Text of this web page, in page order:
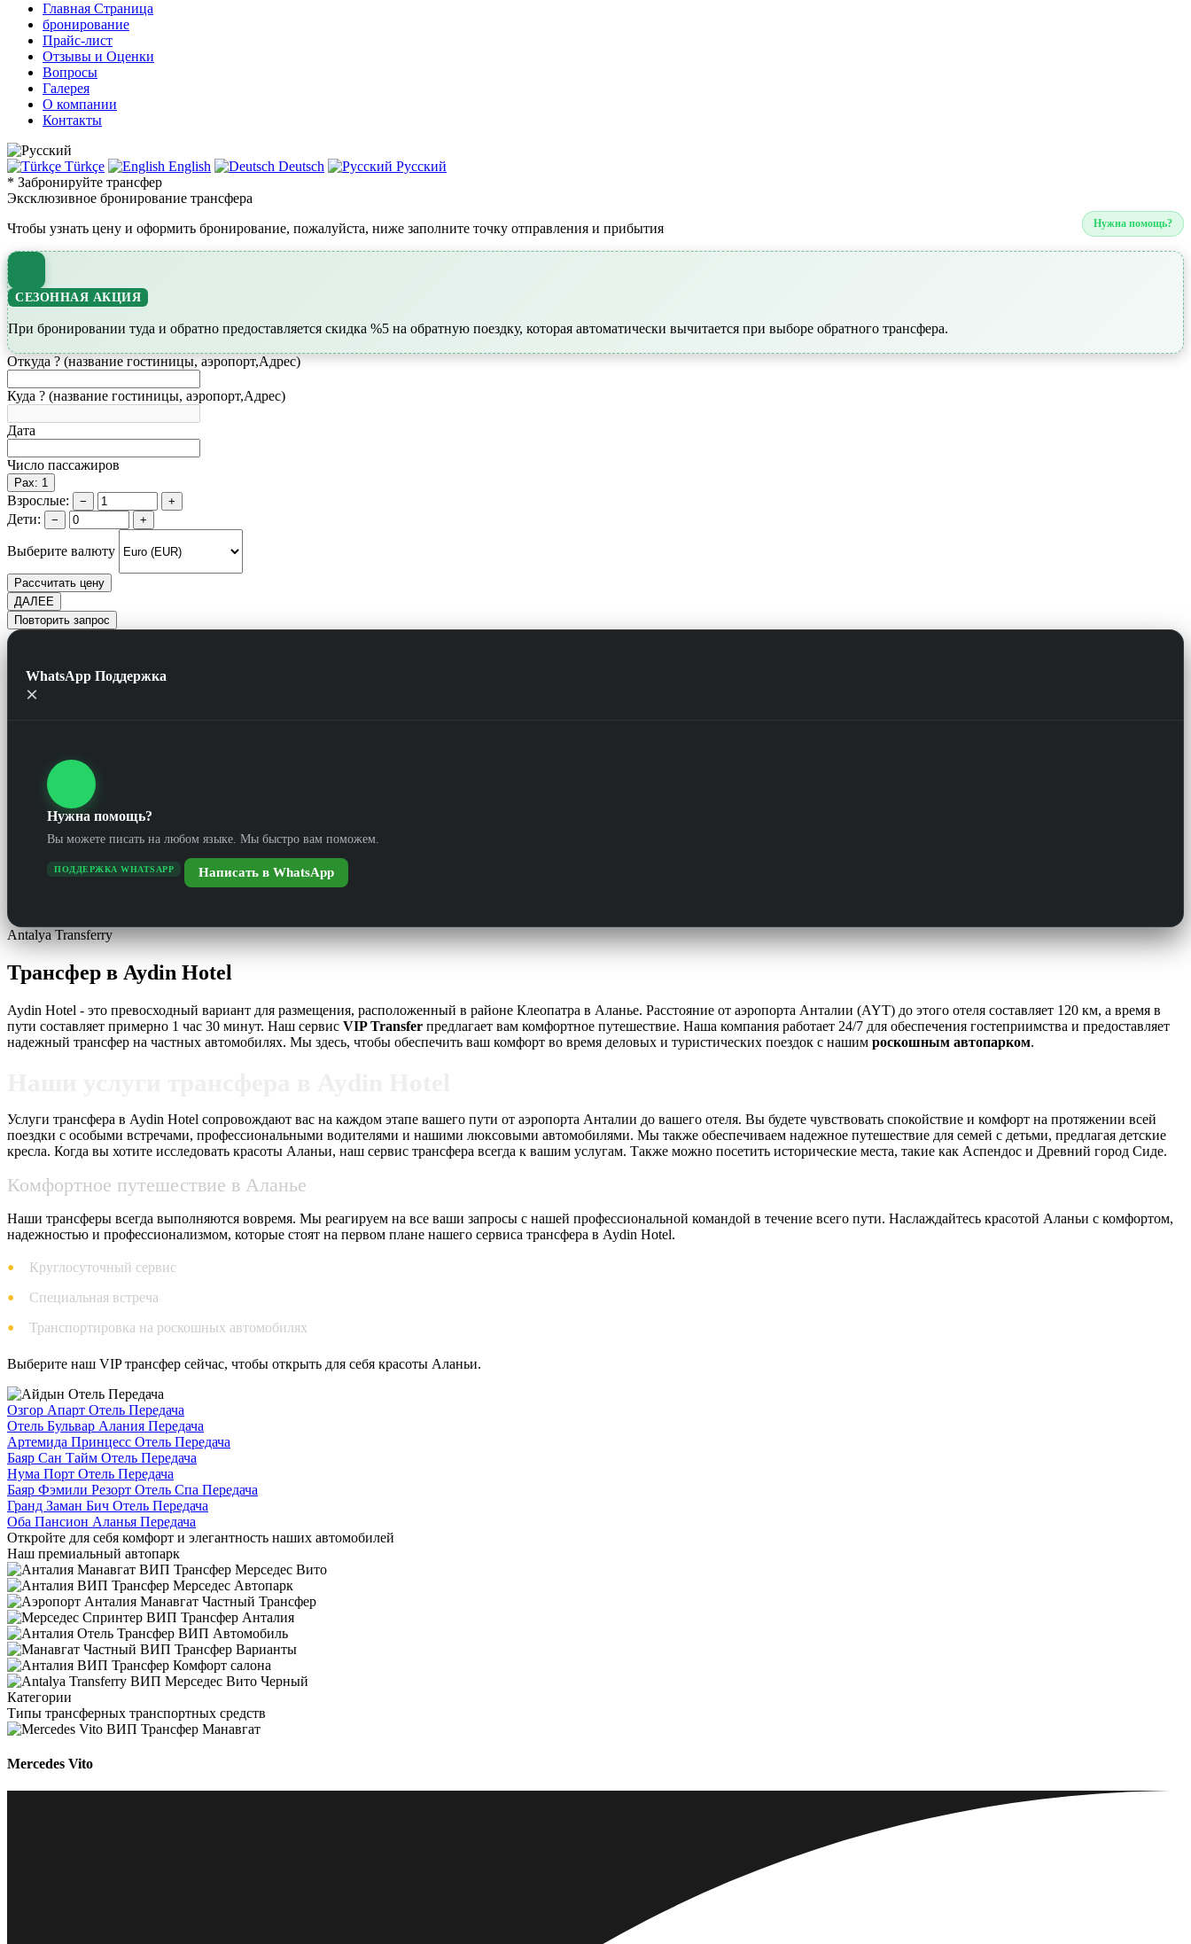
Главная Страница
бронирование
Прайс-лист
Отзывы и Оценки
Вопросы
Галерея
О компании
Контакты
Türkçe English Deutsch
Pусский
* Забронируйте трансфер
Эксклюзивное бронирование трансфера
Чтобы узнать цену и оформить бронирование, пожалуйста, ниже заполните точку отправления и прибытия
Нужна помощь?
СЕЗОННАЯ АКЦИЯ
При бронировании туда и обратно предоставляется скидка %5 на обратную поездку, которая автоматически вычитается при выборе обратного трансфера.
Откуда ? (название гостиницы, аэропорт,Адрес)
Куда ? (название гостиницы, аэропорт,Адрес)
Дата
Число пассажиров
Pax: 1
Взрослые: − +
Дети: − +
Выберите валюту
Рассчитать цену
ДАЛЕЕ
Повторить запрос
WhatsApp Поддержка
×
Нужна помощь?
Вы можете писать на любом языке. Мы быстро вам поможем.
ПОДДЕРЖКА WHATSAPP Написать в WhatsApp
Antalya Transferry
Трансфер в Aydin Hotel
Aydin Hotel - это превосходный вариант для размещения, расположенный в районе Клеопатра в Аланье. Расстояние от аэропорта Анталии (AYT) до этого отеля составляет 120 км, а время в
пути составляет примерно 1 час 30 минут. Наш сервис VIP Transfer предлагает вам комфортное путешествие. Наша компания работает 24/7 для обеспечения гостеприимства и предоставляет
надежный трансфер на частных автомобилях. Мы здесь, чтобы обеспечить ваш комфорт во время деловых и туристических поездок с нашим роскошным автопарком.
Услуги трансфера в Aydin Hotel сопровождают вас на каждом этапе вашего пути от аэропорта Анталии до вашего отеля. Вы будете чувствовать спокойствие и комфорт на протяжении всей
поездки с особыми встречами, профессиональными водителями и нашими люксовыми автомобилями. Мы также обеспечиваем надежное путешествие для семей с детьми, предлагая детские
кресла. Когда вы хотите исследовать красоты Аланьи, наш сервис трансфера всегда к вашим услугам. Также можно посетить исторические места, такие как Аспендос и Древний город Сиде.
Комфортное путешествие в Аланье
Наши трансферы всегда выполняются вовремя. Мы реагируем на все ваши запросы с нашей профессиональной командой в течение всего пути. Наслаждайтесь красотой Аланьи с комфортом,
надежностью и профессионализмом, которые стоят на первом плане нашего сервиса трансфера в Aydin Hotel.
Круглосуточный сервис
Специальная встреча
Транспортировка на роскошных автомобилях
Выберите наш VIP трансфер сейчас, чтобы открыть для себя красоты Аланьи.
Озгор Апарт Отель Передача
Отель Бульвар Алания Передача
Артемида Принцесс Отель Передача
Баяр Сан Тайм Отель Передача
Нума Порт Отель Передача
Баяр Фэмили Резорт Отель Спа Передача
Гранд Заман Бич Отель Передача
Оба Пансион Аланья Передача
Откройте для себя комфорт и элегантность наших автомобилей
Наш премиальный автопарк
Категории
Типы трансферных транспортных средств
Mercedes Vito